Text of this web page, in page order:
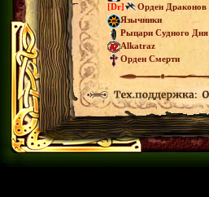
[Dr]
Орден Драконов
Язычники
Рыцари Судного Дня
Alkatraz
Орден Смерти